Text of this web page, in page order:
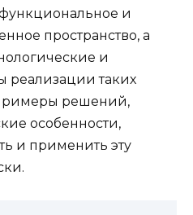
и
пространство, а
и
реализации таких
решений,
особенности,
и применить эту